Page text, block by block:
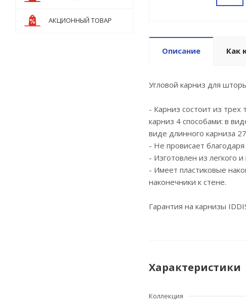
Описание Как
Угловой карниз для
- Карниз состоит из трех
карниз 4 способами: в
виде длинного карниза
- Не провисает
- Изготовлен из легкого
- Имеет пластиковые
наконечники к стене.
Гарантия на карнизы
Характеристики
Коллекция
АКЦИОННЫЙ ТОВАР